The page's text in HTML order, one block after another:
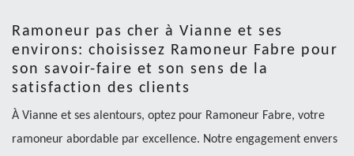
Ramoneur pas cher à Vianne et ses
environs: choisissez Ramoneur Fabre pour
son savoir-faire et son sens de la
satisfaction des clients
À Vianne et ses alentours, optez pour Ramoneur Fabre, votre
ramoneur abordable par excellence. Notre engagement envers